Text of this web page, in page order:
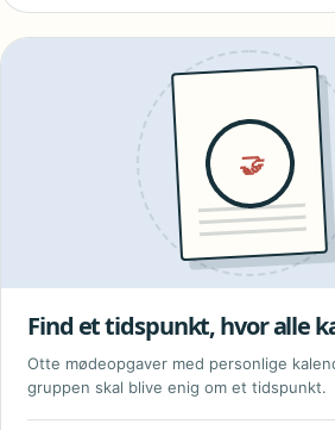
🤝
Find et tidspunkt, hvor alle
Otte mødeopgaver med personlige
gruppen skal blive enig om et tidspunkt.